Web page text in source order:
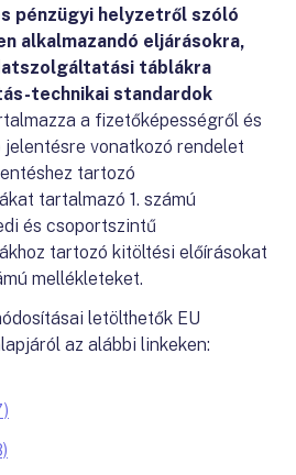
pénzügyi helyzetről szóló
alkalmazandó eljárásokra,
táblákra
technikai standardok
a fizetőképességről és
vonatkozó rendelet
tartozó
tartalmazó 1. számú
és csoportszintű
tartozó kitöltési előírásokat
mellékleteket.
letölthetők EU
az alábbi linkeken: